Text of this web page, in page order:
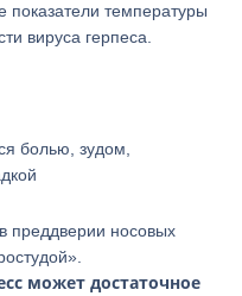
показатели температуры
вируса герпеса.
болью, зудом,
преддверии носовых
может достаточное